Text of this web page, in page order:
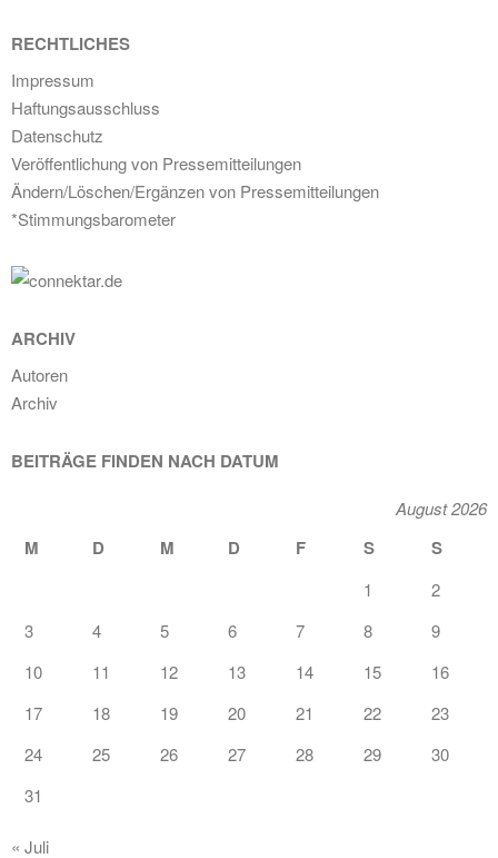
RECHTLICHES
Impressum
Haftungsausschluss
Datenschutz
Veröffentlichung von Pressemitteilungen
Ändern/Löschen/Ergänzen von Pressemitteilungen
*Stimmungsbarometer
ARCHIV
Autoren
Archiv
BEITRÄGE FINDEN NACH DATUM
August 2026
M D M D F S S
1
2
3
4 5 6 7 8
9
10
11 12 13 14 15
16
17
18 19 20 21 22
23
24
25 26 27 28 29
30
31
« Juli